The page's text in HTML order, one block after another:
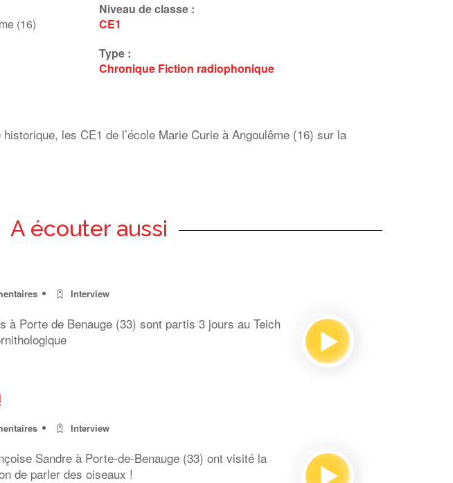
(16)
Niveau de classe :
CE1
Type :
Chronique Fiction radiophonique
les CE1 de l’école Marie Curie à Angoulême (16) sur la
A écouter aussi
Interview
à Porte de Benauge (33) sont partis 3 jours au Teich
Interview
Sandre à Porte-de-Benauge (33) ont visité la
de parler des oiseaux !